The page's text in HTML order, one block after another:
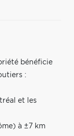
bénéficie
:
et les
à ±7 km